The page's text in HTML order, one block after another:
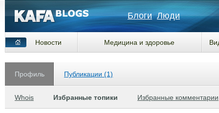
Блоги Люди
Новости Медицина и здоровье
Профиль
Whois Избранные топики Избранные комментарии
Публикации (1)